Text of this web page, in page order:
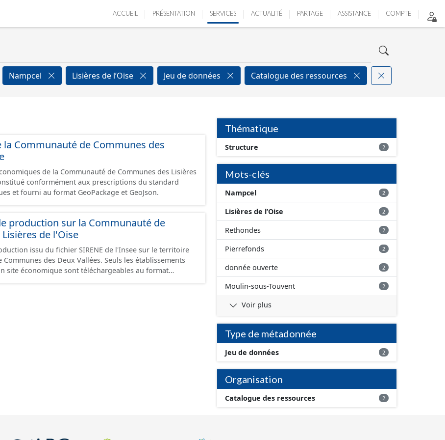
ACCUEIL PRÉSENTATION SERVICES ACTUALITÉ PARTAGE ASSISTANCE COMPTE
Nampcel Lisières de l’Oise Jeu de données Catalogue des ressources
la Communauté de Communes des
de la Communauté de Communes des Lisières
conformément aux prescriptions du standard
et fourni au format GeoPackage et GeoJson.
production sur la Communauté de
de l'Oise
issu du fichier SIRENE de l'Insee sur le territoire
des Deux Vallées. Seuls les établissements
site économique sont téléchargeables au format
Thématique
Structure 2
Mots-clés
Nampcel 2
Lisières de l’Oise 2
Rethondes 2
Pierrefonds 2
donnée ouverte 2
Moulin-sous-Touvent 2
Voir plus
Type de métadonnée
Jeu de données 2
Organisation
Catalogue des ressources 2